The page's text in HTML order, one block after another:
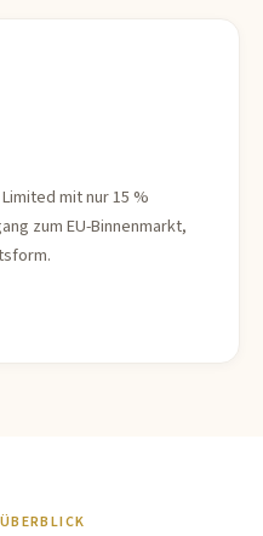
mit nur 15 %
zum EU-Binnenmarkt,